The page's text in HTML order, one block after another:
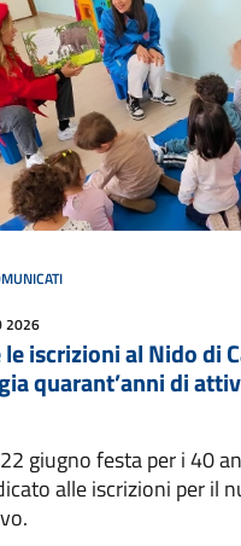
2026
iscrizioni al Nido di
quarant’anni di
giugno festa per i 40
alle iscrizioni per il